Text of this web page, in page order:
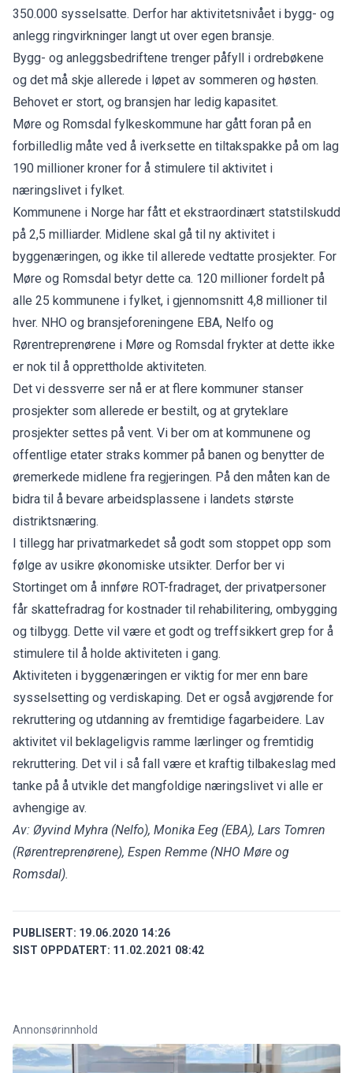
350.000 sysselsatte. Derfor har aktivitetsnivået i bygg- og
anlegg ringvirkninger langt ut over egen bransje.
Bygg- og anleggsbedriftene trenger påfyll i ordrebøkene
og det må skje allerede i løpet av sommeren og høsten.
Behovet er stort, og bransjen har ledig kapasitet.
Møre og Romsdal fylkeskommune har gått foran på en
forbilledlig måte ved å iverksette en tiltakspakke på om lag
190 millioner kroner for å stimulere til aktivitet i
næringslivet i fylket.
Kommunene i Norge har fått et ekstraordinært statstilskudd
på 2,5 milliarder. Midlene skal gå til ny aktivitet i
byggenæringen, og ikke til allerede vedtatte prosjekter. For
Møre og Romsdal betyr dette ca. 120 millioner fordelt på
alle 25 kommunene i fylket, i gjennomsnitt 4,8 millioner til
hver. NHO og bransjeforeningene EBA, Nelfo og
Rørentreprenørene i Møre og Romsdal frykter at dette ikke
er nok til å opprettholde aktiviteten.
Det vi dessverre ser nå er at flere kommuner stanser
prosjekter som allerede er bestilt, og at gryteklare
prosjekter settes på vent. Vi ber om at kommunene og
offentlige etater straks kommer på banen og benytter de
øremerkede midlene fra regjeringen. På den måten kan de
bidra til å bevare arbeidsplassene i landets største
distriktsnæring.
I tillegg har privatmarkedet så godt som stoppet opp som
følge av usikre økonomiske utsikter. Derfor ber vi
Stortinget om å innføre ROT-fradraget, der privatpersoner
får skattefradrag for kostnader til rehabilitering, ombygging
og tilbygg. Dette vil være et godt og treffsikkert grep for å
stimulere til å holde aktiviteten i gang.
Aktiviteten i byggenæringen er viktig for mer enn bare
sysselsetting og verdiskaping. Det er også avgjørende for
rekruttering og utdanning av fremtidige fagarbeidere. Lav
aktivitet vil beklageligvis ramme lærlinger og fremtidig
rekruttering. Det vil i så fall være et kraftig tilbakeslag med
tanke på å utvikle det mangfoldige næringslivet vi alle er
avhengige av.
Av: Øyvind Myhra (Nelfo), Monika Eeg (EBA), Lars Tomren
(Rørentreprenørene), Espen Remme (NHO Møre og
Romsdal).
PUBLISERT: 19.06.2020 14:26
SIST OPPDATERT: 11.02.2021 08:42
Annonsørinnhold